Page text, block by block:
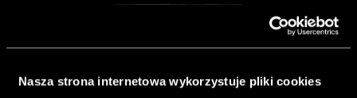
Nasza strona internetowa wykorzystuje pliki cookies